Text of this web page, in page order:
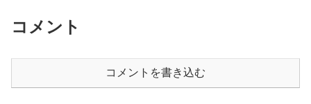
コメント
コメントを書き込む